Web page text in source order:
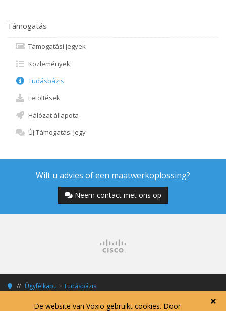
Támogatás
Támogatási jegyek
Közlemények
Tudásbázis
Letöltések
Hálózat állapota
Új Támogatási Jegy
Wilt u advies of een maatwerkoplossing?
Neem contact met ons op
Ügyfélkapu >Tudásbázis
De website van Voxio gebruikt cookies. Door